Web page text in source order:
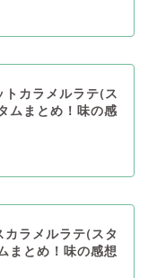
トカラメルラテ(ス
ムまとめ！味の感
カラメルラテ(スタ
まとめ！味の感想